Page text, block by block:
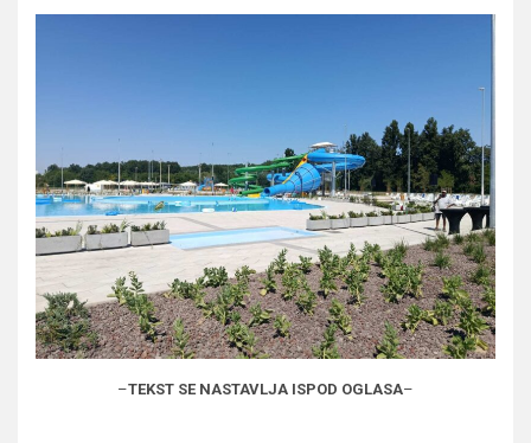
–TEKST SE NASTAVLJA ISPOD OGLASA–